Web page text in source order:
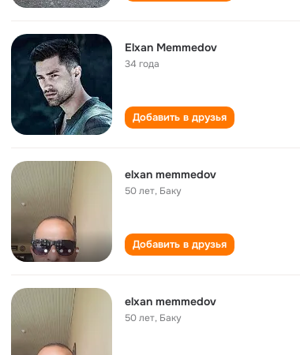
Elxan Memmedov
34 года
Добавить в друзья
elxan memmedov
50 лет, Баку
Добавить в друзья
elxan memmedov
50 лет, Баку